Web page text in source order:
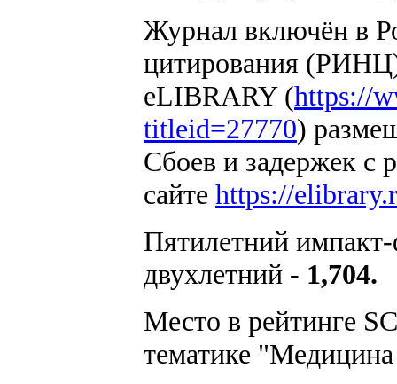
Журнал включён в
цитирования
eLIBRARY (https://
titleid=27770)
Сбоев и задержек с
сайте https://
Пятилетний
двухлетний - 1,704.
Место в рейтинге
тематике